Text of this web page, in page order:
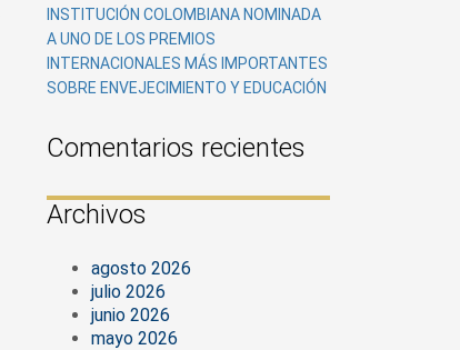
INSTITUCIÓN COLOMBIANA NOMINADA
A UNO DE LOS PREMIOS
INTERNACIONALES MÁS IMPORTANTES
SOBRE ENVEJECIMIENTO Y EDUCACIÓN
Comentarios recientes
Archivos
agosto 2026
julio 2026
junio 2026
mayo 2026